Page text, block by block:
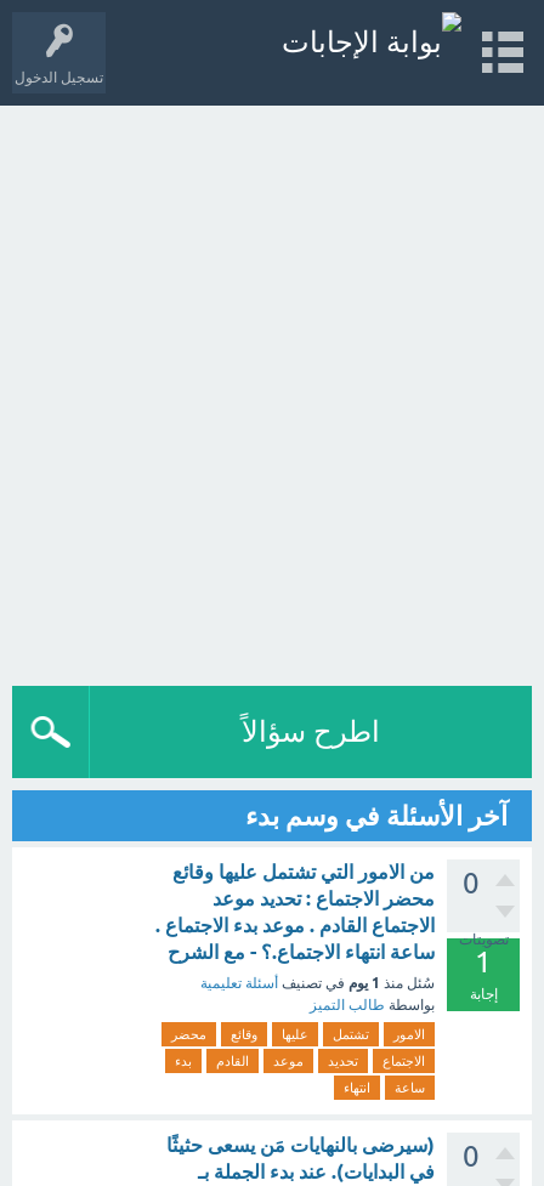
تسجيل الدخول
اطرح سؤالاً
آخر الأسئلة في وسم بدء
0
تصويتات
1
إجابة
من الامور التي تشتمل عليها وقائع
محضر الاجتماع : تحديد موعد
الاجتماع القادم . موعد بدء الاجتماع .
ساعة انتهاء الاجتماع.؟ - مع الشرح
سُئل منذ 1 يوم في تصنيف أسئلة تعليمية
بواسطة طالب التميز
الامور تشتمل عليها وقائع
محضر
الاجتماع
تحديد موعد القادم
بدء
ساعة
انتهاء
0
(سيرضى بالنهايات مَن يسعى حثيثًا
في البدايات). عند بدء الجملة بـ